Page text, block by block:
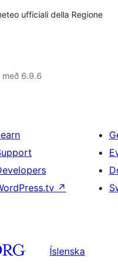
ufficiali della Regione
með 6.9.6
↗
Íslenska